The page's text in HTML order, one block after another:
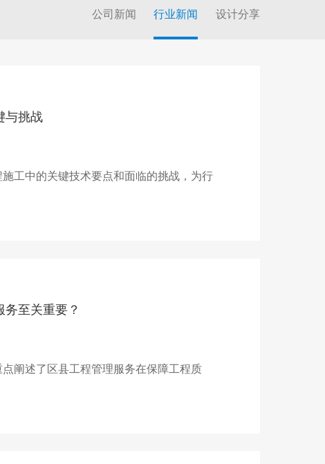
公司新闻 行业新闻 设计分享
与挑战
工中的关键技术要点和面临的挑战，为行
至关重要？
阐述了区县工程管理服务在保障工程质